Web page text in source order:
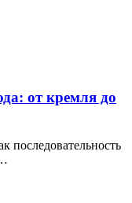
от кремля до
последовательность